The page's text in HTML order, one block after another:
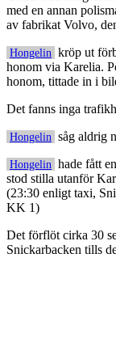
med en annan
av fabrikat Volvo,
Hongelin kröp ut
honom via Karelia.
honom, tittade in i
Det fanns inga
Hongelin såg aldrig
Hongelin hade fått
stod stilla utanför
(23:30 enligt taxi,
KK 1)
Det förflöt cirka 30
Snickarbacken tills